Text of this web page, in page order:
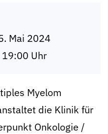
Mai 2024
Uhr
Myelom
die Klinik für
Onkologie /